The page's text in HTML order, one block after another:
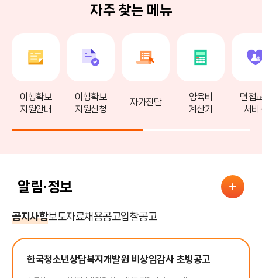
자주 찾는 메뉴
이행확보
지원안내
이행확보
지원신청
자가진단
양육비
계산기
면접
서비
알림·정보
공지사항보도자료채용공고입찰공고
한국청소년상담복지개발원 비상임감사 초빙공고